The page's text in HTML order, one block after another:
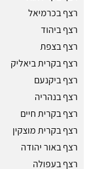
רצף בכרמיאל
רצף ביהוד
רצף בצפת
רצף בקרית ביאליק
רצף ביקנעם
רצף בנהריה
רצף בקרית חיים
רצף בקרית מוצקין
רצף באור יהודה
רצף בעפולה